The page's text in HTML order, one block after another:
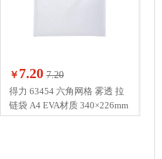
￥ 7.20 7.20
得力 63454 六角网格 雾透 拉
链袋 A4 EVA材质 340×226mm